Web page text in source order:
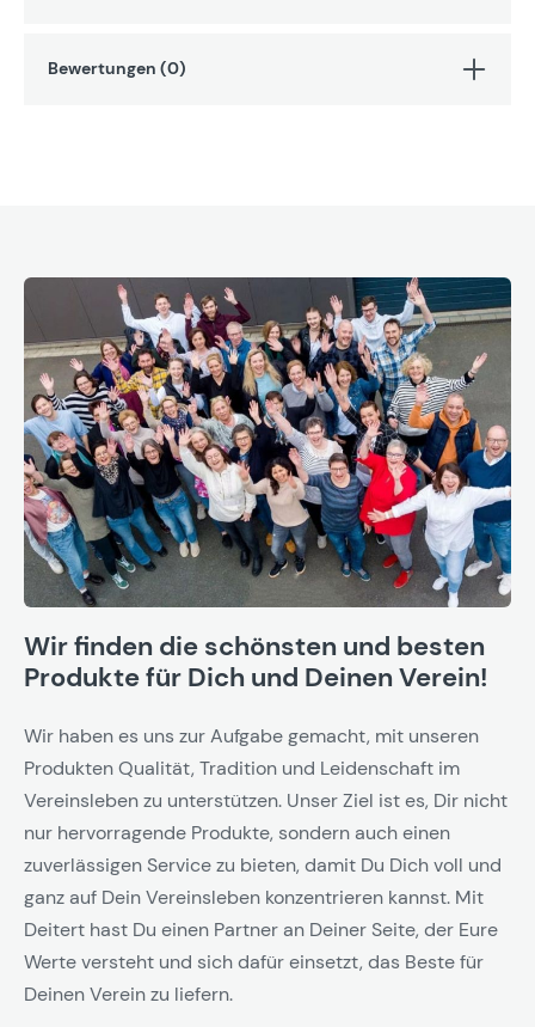
Bewertungen (0)
Wir finden die schönsten und besten
Produkte für Dich und Deinen Verein!
Wir haben es uns zur Aufgabe gemacht, mit unseren
Produkten Qualität, Tradition und Leidenschaft im
Vereinsleben zu unterstützen. Unser Ziel ist es, Dir nicht
nur hervorragende Produkte, sondern auch einen
zuverlässigen Service zu bieten, damit Du Dich voll und
ganz auf Dein Vereinsleben konzentrieren kannst. Mit
Deitert hast Du einen Partner an Deiner Seite, der Eure
Werte versteht und sich dafür einsetzt, das Beste für
Deinen Verein zu liefern.